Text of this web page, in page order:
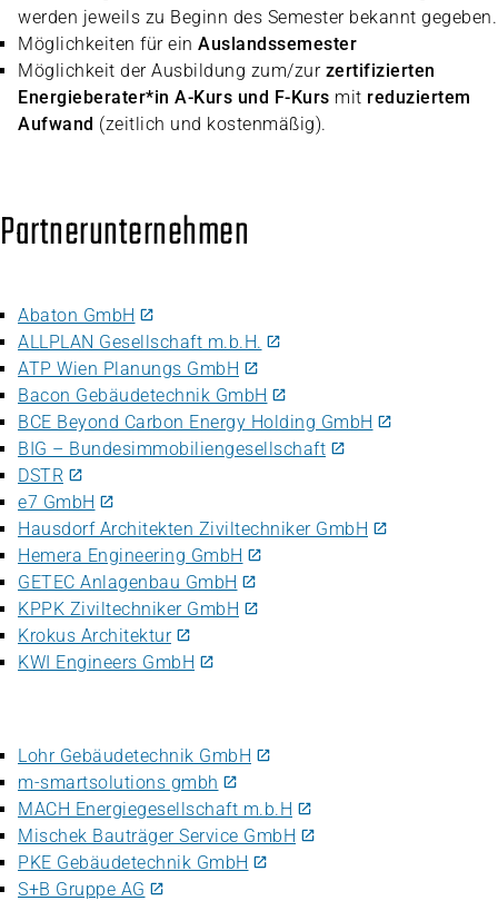
werden jeweils zu Beginn des Semester bekannt gegeben.
Möglichkeiten für ein Auslandssemester
Möglichkeit der Ausbildung zum/zurzertifizierten
Energieberater*in A-Kurs und F-Kurs mit reduziertem
Aufwand (zeitlich und kostenmäßig).
Partnerunternehmen
Abaton GmbH
ALLPLAN Gesellschaft m.b.H.
ATP Wien Planungs GmbH
Bacon Gebäudetechnik GmbH
BCE Beyond Carbon Energy Holding GmbH
BIG – Bundesimmobiliengesellschaft
DSTR
e7 GmbH
Hausdorf Architekten Ziviltechniker GmbH
Hemera Engineering GmbH
GETEC Anlagenbau GmbH
KPPK Ziviltechniker GmbH
Krokus Architektur
KWI Engineers GmbH
Lohr Gebäudetechnik GmbH
m-smartsolutions gmbh
MACH Energiegesellschaft m.b.H
Mischek Bauträger Service GmbH
PKE Gebäudetechnik GmbH
S+B Gruppe AG